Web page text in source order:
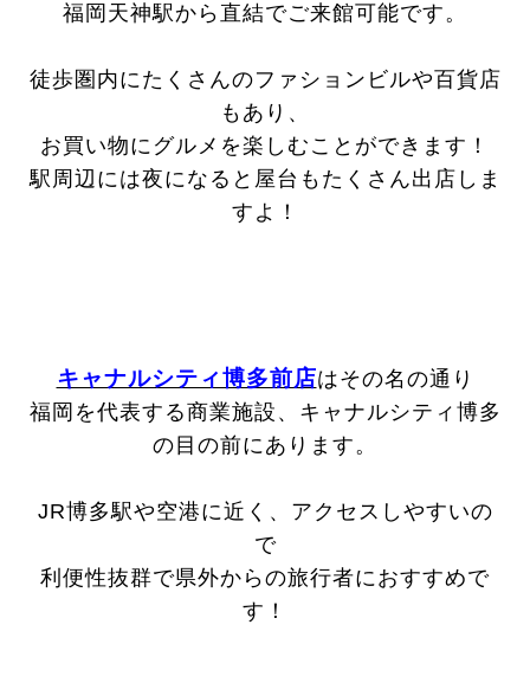
福岡天神駅から直結でご来館可能です。
徒歩圏内にたくさんのファションビルや百貨店
もあり、
お買い物にグルメを楽しむことができます！
駅周辺には夜になると屋台もたくさん出店しま
すよ！
キャナルシティ博多前店はその名の通り
福岡を代表する商業施設、キャナルシティ博多
の目の前にあります。
JR博多駅や空港に近く、アクセスしやすいの
で
利便性抜群で県外からの旅行者におすすめで
す！